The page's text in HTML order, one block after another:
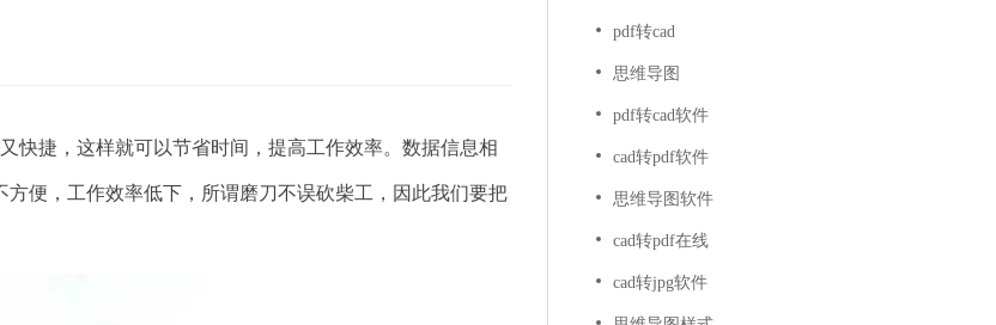
捷，这样就可以节省时间，提高工作效率。数据信息相
便，工作效率低下，所谓磨刀不误砍柴工，因此我们要把
pdf转cad
思维导图
pdf转cad软件
cad转pdf软件
思维导图软件
cad转pdf在线
cad转jpg软件